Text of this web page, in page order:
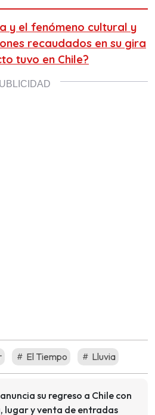
y el fenómeno cultural y
recaudados en su gira
tuvo en Chile?
El Tiempo Lluvia
su regreso a Chile con
lugar y venta de entradas